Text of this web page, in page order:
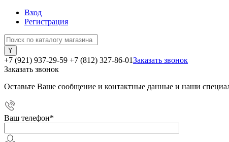
Вход
Регистрация
+7 (921) 937-29-59 +7 (812) 327-86-01Заказать звонок
Заказать звонок
Оставьте Ваше сообщение и контактные данные и наши
Ваш телефон*